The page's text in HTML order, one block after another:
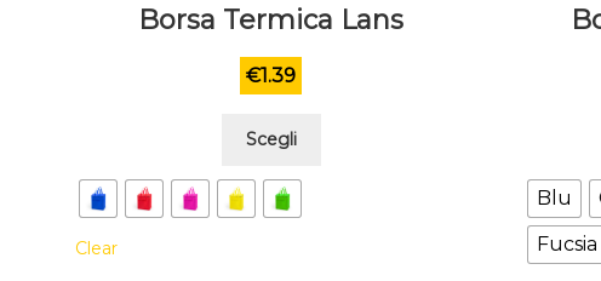
Borsa Termica Lans
€1.39
Scegli
Clear
Blu
Fucsia